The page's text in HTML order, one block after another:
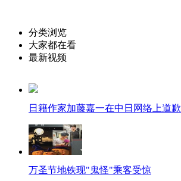
分类浏览
大家都在看
最新视频
日籍作家加藤嘉一在中日网络上道歉
万圣节地铁现"鬼怪"乘客受惊